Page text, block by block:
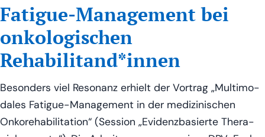
Fatigue-Management bei
onkologischen
Rehabilitand*innen
Beson­ders viel Reso­nanz erhielt der Vor­trag „Mul­ti­mo­
da­les Fati­gue-Manage­ment in der medi­zi­ni­schen
Onkore­ha­bi­li­ta­ti­on“ (Ses­si­on „Evi­denz­ba­sier­te The­ra­